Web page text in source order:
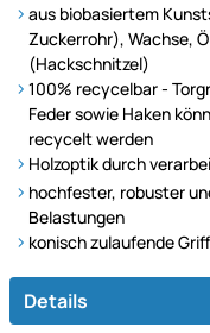
aus biobasiertem
Zuckerrohr), Wachse,
(Hackschnitzel)
100% recycelbar -
Feder sowie Haken
recycelt werden
Holzoptik durch
hochfester, robuster
Belastungen
konisch zulaufende
Details